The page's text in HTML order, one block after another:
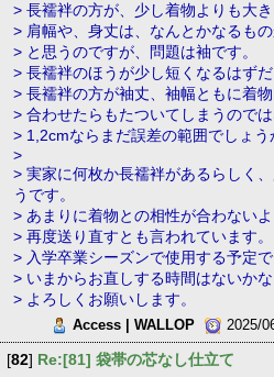
> 長襦袢の方が、少し着物よりも大き
> 肩幅や、身丈は、なんとかなるもの
> と思うのですが、問題は袖です。
> 長襦袢のほうが少し短くなるはずだ
> 長襦袢の方が袖丈、袖幅ともに着
> 合わせたらもたついてしまうのでは
> 1,2cmならまだ誤差の範囲でしょう
>
> 実家に何枚か長襦袢があるらしく
うです。
> あまりに着物との相性が合わないよ
> 再度送り直すとも言われています。
> 入学卒業シーズンで使用する予定で
> いまからお直しする時間はないか
> よろしくお願いします。
Access | WALLOP 2025/
[82] Re:[81] 袋帯の芯なし仕立て